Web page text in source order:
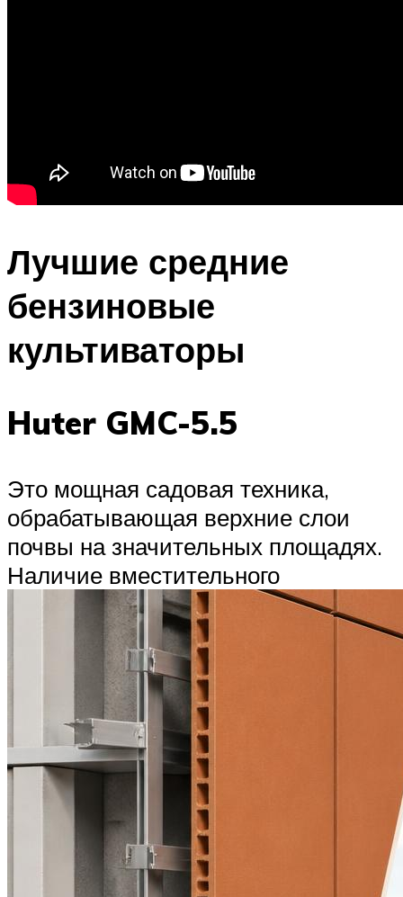
Лучшие средние
бензиновые
культиваторы
Huter GMC-5.5
Это мощная садовая техника,
обрабатывающая верхние слои
почвы на значительных площадях.
Наличие вместительного